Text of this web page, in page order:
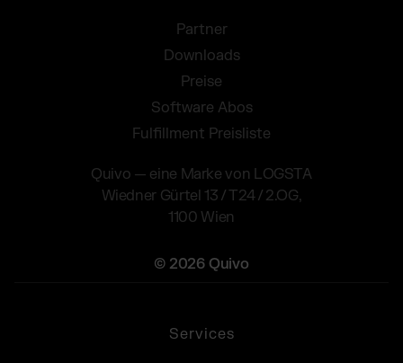
Partner
Downloads
Preise
Software Abos
Fulfillment Preisliste
Quivo — eine Marke von LOGSTA
Wiedner Gürtel 13 / T24 / 2.OG,
1100 Wien
© 2026 Quivo
Services